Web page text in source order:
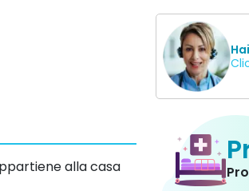
alla casa